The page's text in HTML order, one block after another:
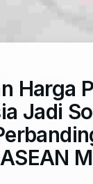
Harga
Jadi